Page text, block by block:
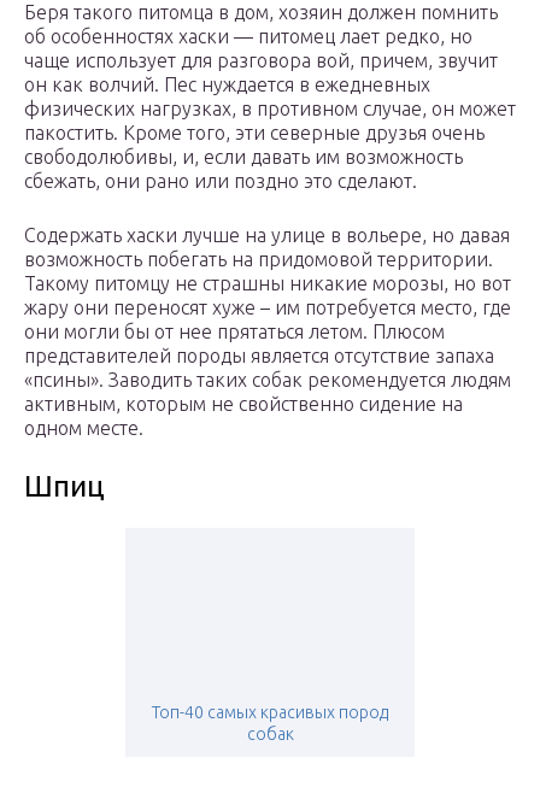
Беря такого питомца в дом, хозяин должен помнить
об особенностях хаски — питомец лает редко, но
чаще использует для разговора вой, причем, звучит
он как волчий. Пес нуждается в ежедневных
физических нагрузках, в противном случае, он может
пакостить. Кроме того, эти северные друзья очень
свободолюбивы, и, если давать им возможность
сбежать, они рано или поздно это сделают.
Содержать хаски лучше на улице в вольере, но давая
возможность побегать на придомовой территории.
Такому питомцу не страшны никакие морозы, но вот
жару они переносят хуже – им потребуется место, где
они могли бы от нее прятаться летом. Плюсом
представителей породы является отсутствие запаха
«псины». Заводить таких собак рекомендуется людям
активным, которым не свойственно сидение на
одном месте.
Шпиц
Топ-40 самых красивых пород
собак